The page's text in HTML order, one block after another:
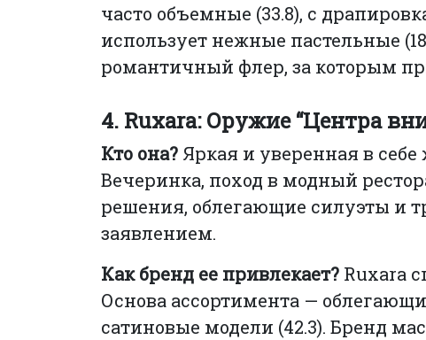
часто объемные (33.8), с
использует нежные пастельные
романтичный флер, за которым
4. Ruxara: Оружие “Центра
Кто она? Яркая и уверенная в
Вечеринка, поход в модный
решения, облегающие силуэты и
заявлением.
Как бренд ее привлекает? Ruxara
Основа ассортимента —
сатиновые модели (42.3). Бренд